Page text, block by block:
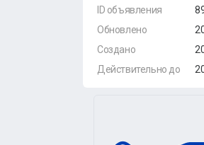
ID объявления
Обновлено
Создано
Действительно до